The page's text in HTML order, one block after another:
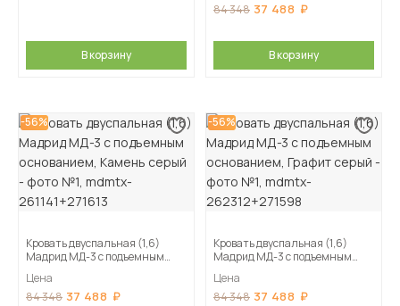
В корзину
84 348 37 488
В корзину
-56%
Кровать двуспальная (1,6)
Мадрид МД-3 с подъемным
Цена
84 348 37 488
-56%
Кровать двуспальная (1,6)
Мадрид МД-3 с подъемным
Цена
84 348 37 488